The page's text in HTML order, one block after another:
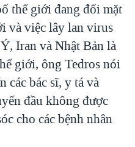
thế giới đang đối mặt
và việc lây lan virus
Iran và Nhật Bản là
giới, ông Tedros nói
các bác sĩ, y tá và
đầu không được
cho các bệnh nhân